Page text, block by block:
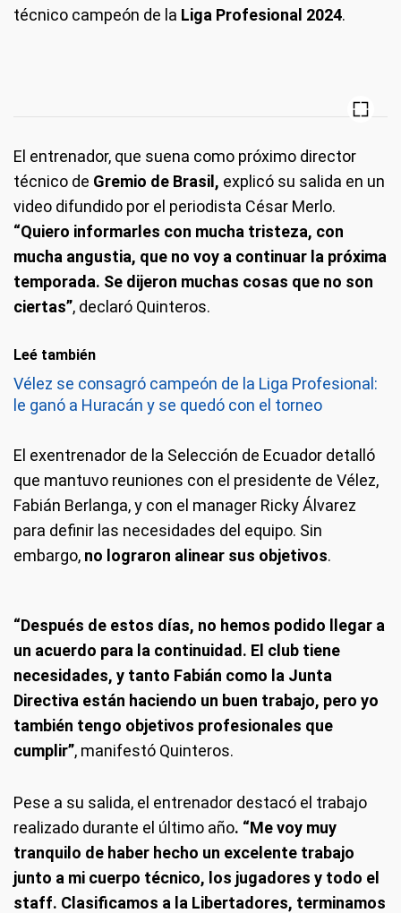
técnico campeón de la Liga Profesional 2024.
El entrenador, que suena como próximo director
técnico de Gremio de Brasil, explicó su salida en un
video difundido por el periodista César Merlo.
“Quiero informarles con mucha tristeza, con
mucha angustia, que no voy a continuar la próxima
temporada. Se dijeron muchas cosas que no son
ciertas”, declaró Quinteros.
Leé también
Vélez se consagró campeón de la Liga Profesional:
le ganó a Huracán y se quedó con el torneo
El exentrenador de la Selección de Ecuador detalló
que mantuvo reuniones con el presidente de Vélez,
Fabián Berlanga, y con el manager Ricky Álvarez
para definir las necesidades del equipo. Sin
embargo, no lograron alinear sus objetivos.
“Después de estos días, no hemos podido llegar a
un acuerdo para la continuidad. El club tiene
necesidades, y tanto Fabián como la Junta
Directiva están haciendo un buen trabajo, pero yo
también tengo objetivos profesionales que
cumplir”, manifestó Quinteros.
Pese a su salida, el entrenador destacó el trabajo
realizado durante el último año. “Me voy muy
tranquilo de haber hecho un excelente trabajo
junto a mi cuerpo técnico, los jugadores y todo el
staff. Clasificamos a la Libertadores, terminamos